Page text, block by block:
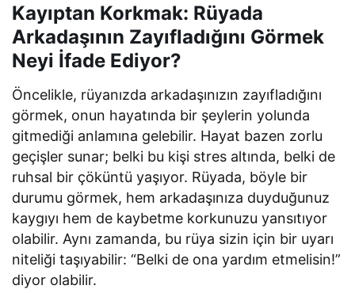
Kayıptan Korkmak: Rüyada
Arkadaşının Zayıfladığını Görmek
Neyi İfade Ediyor?
Öncelikle, rüyanızda arkadaşınızın zayıfladığını
görmek, onun hayatında bir şeylerin yolunda
gitmediği anlamına gelebilir. Hayat bazen zorlu
geçişler sunar; belki bu kişi stres altında, belki de
ruhsal bir çöküntü yaşıyor. Rüyada, böyle bir
durumu görmek, hem arkadaşınıza duyduğunuz
kaygıyı hem de kaybetme korkunuzu yansıtıyor
olabilir. Aynı zamanda, bu rüya sizin için bir uyarı
niteliği taşıyabilir: “Belki de ona yardım etmelisin!”
diyor olabilir.